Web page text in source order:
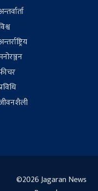
©2026 Jagaran News